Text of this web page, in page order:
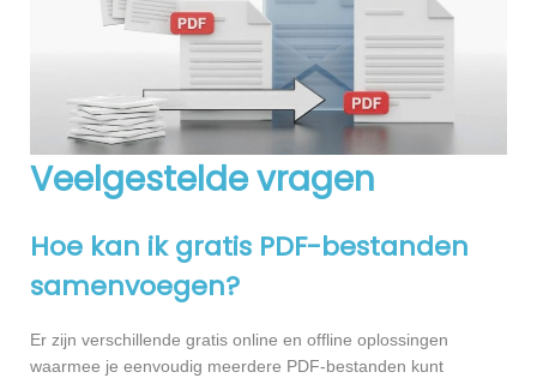
Veelgestelde vragen
Hoe kan ik gratis PDF-bestanden
samenvoegen?
Er zijn verschillende gratis online en offline oplossingen
waarmee je eenvoudig meerdere PDF-bestanden kunt